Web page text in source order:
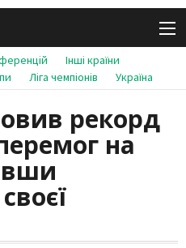
Інші країни
Ліга чемпіонів Україна
рекорд
на